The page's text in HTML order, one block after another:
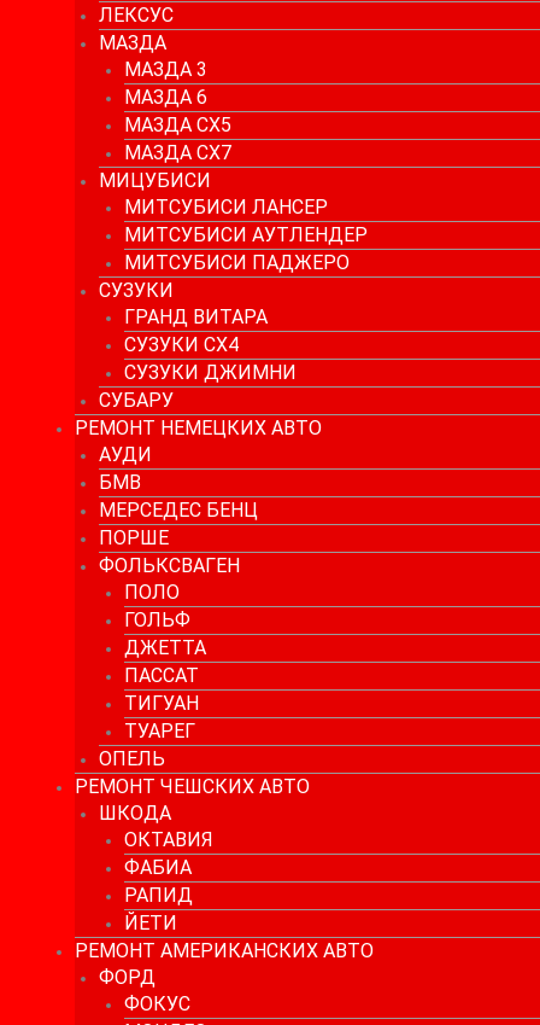
ЛЕКСУС
МАЗДА
МАЗДА 3
МАЗДА 6
МАЗДА СХ5
МАЗДА СХ7
МИЦУБИСИ
МИТСУБИСИ ЛАНСЕР
МИТСУБИСИ АУТЛЕНДЕР
МИТСУБИСИ ПАДЖЕРО
СУЗУКИ
ГРАНД ВИТАРА
СУЗУКИ СХ4
СУЗУКИ ДЖИМНИ
СУБАРУ
РЕМОНТ НЕМЕЦКИХ АВТО
АУДИ
БМВ
МЕРСЕДЕС БЕНЦ
ПОРШЕ
ФОЛЬКСВАГЕН
ПОЛО
ГОЛЬФ
ДЖЕТТА
ПАССАТ
ТИГУАН
ТУАРЕГ
ОПЕЛЬ
РЕМОНТ ЧЕШСКИХ АВТО
ШКОДА
ОКТАВИЯ
ФАБИА
РАПИД
ЙЕТИ
РЕМОНТ АМЕРИКАНСКИХ АВТО
ФОРД
ФОКУС